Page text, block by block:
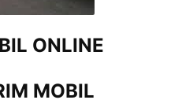
ONLINE
MOBIL